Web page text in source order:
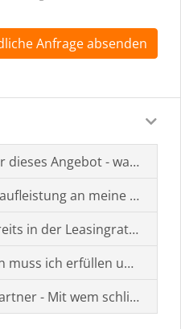
Anfrage absenden
Angebot - was muss
an meine
in der Leasingrate
muss ich erfüllen um einen
- Mit wem schließe ich